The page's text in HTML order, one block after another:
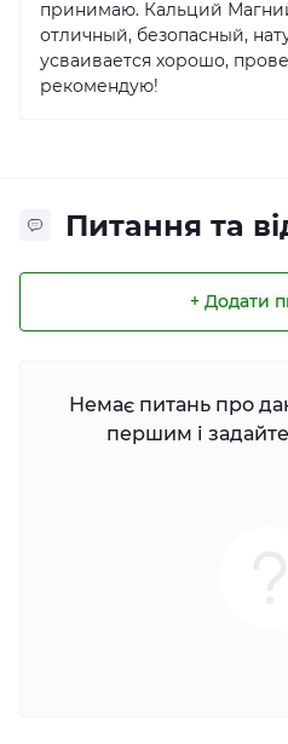
принимаю. Кальций
отличный, безопасный,
усваивается хорошо,
рекомендую!
Питання та
+ Додати
Немає питань про
першим і